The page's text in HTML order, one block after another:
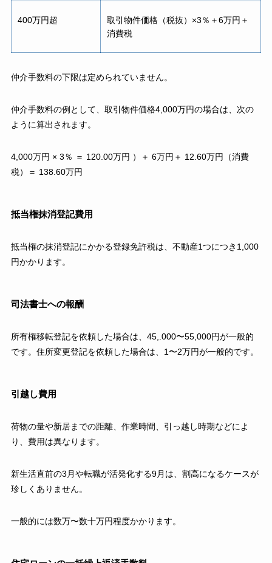
400万円超
取引物件価格（税抜）×3％＋6万円＋
消費税
仲介手数料の下限は定められていません。
仲介手数料の例として、取引物件価格4,000万円の場合は、次の
ように算出されます。
4,000万円 × 3％ ＝ 120.00万円 ）＋ 6万円＋ 12.60万円（消費
税）＝ 138.60万円
抵当権抹消登記費用
抵当権の抹消登記にかかる登録免許税は、不動産1つにつき1,000
円かかります。
司法書士への報酬
所有権移転登記を依頼した場合は、45,.000〜55,000円が一般的
です。住所変更登記を依頼した場合は、1〜2万円が一般的です。
引越し費用
荷物の量や新居までの距離、作業時間、引っ越し時期などによ
り、費用は異なります。
新生活直前の3月や転職が活発化する9月は、割高になるケースが
珍しくありません。
一般的には数万〜数十万円程度かかります。